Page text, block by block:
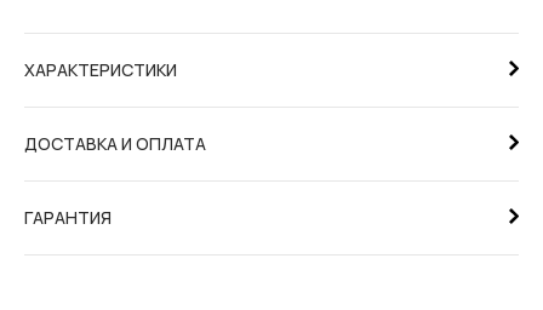
ХАРАКТЕРИСТИКИ
ДОСТАВКА И ОПЛАТА
ГАРАНТИЯ